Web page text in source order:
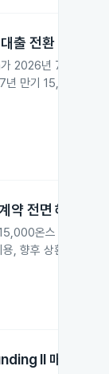
출 전환
2026년 7월 1일
만기 15,000온스
전면 해소
온스 금 헤지 포
, 향후 상환 일정이
II 매매계약